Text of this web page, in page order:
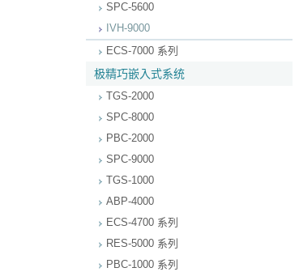
SPC-5600
IVH-9000
ECS-7000 系列
极精巧嵌入式系统
TGS-2000
SPC-8000
PBC-2000
SPC-9000
TGS-1000
ABP-4000
ECS-4700 系列
RES-5000 系列
PBC-1000 系列